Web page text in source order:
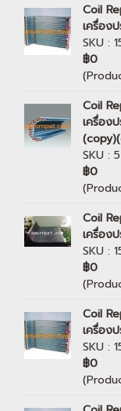
Coil
เครื่อง
SKU :
฿0
Coil
เครื่อง
SKU :
฿0
Coil
เครื่อง
SKU :
฿0
Coil
เครื่อง
SKU :
฿0